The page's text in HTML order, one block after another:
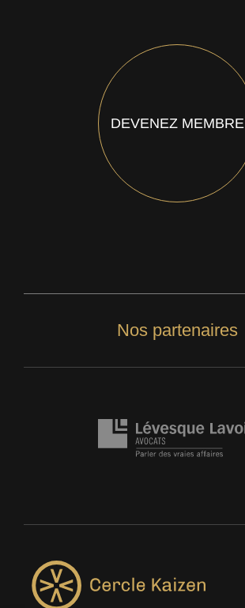
DEVENEZ MEMBRE
Nos partenaires